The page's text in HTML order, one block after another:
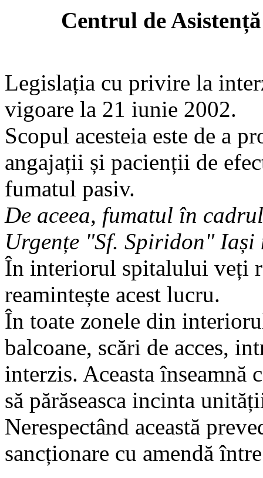
Centrul de
Legislația cu privire la
vigoare la 21 iunie 2002.
Scopul acesteia este de a
angajații și pacienții de
fumatul pasiv.
De aceea, fumatul în
Urgențe "Sf. Spiridon" Iași
În interiorul spitalului veți
reamintește acest lucru.
În toate zonele din
balcoane, scări de acces,
interzis. Aceasta înseamnă
să părăseasca incinta
Nerespectând această
sancționare cu amendă